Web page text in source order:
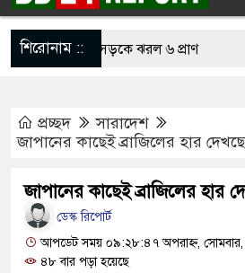
শিরোনাম ::
বাসচাপায় সড়কে ঝরল ৬ প্রাণ
বন্ধে খুলে নেওয়া হচ্ছে মসজিদের মাইক
আমাদের মিত্র, অচিরেই আমাদের সঙ্গে
প্রচ্ছদ
সারাদেশ
জাপানের কাছেই ব্রাজিলের হার
জাপানের কাছেই ব্রাজিলের হার
ডেস্ক রিপোর্ট
আপডেট সময় ০৯:২৮:৪৭ অপরাহ্ন,
৪৮ বার পড়া হয়েছে